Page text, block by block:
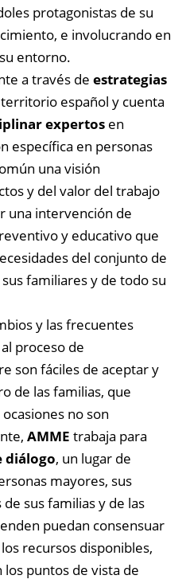
protagonistas de su
e involucrando en
entorno.
a través de estrategias
español y cuenta
expertos en
específica en personas
una visión
y del valor del trabajo
una intervención de
y educativo que
del conjunto de
familiares y de todo su
y las frecuentes
proceso de
son fáciles de aceptar y
de las familias, que
no son
AMME trabaja para
diálogo, un lugar de
mayores, sus
sus familias y de las
puedan consensuar
recursos disponibles,
puntos de vista de